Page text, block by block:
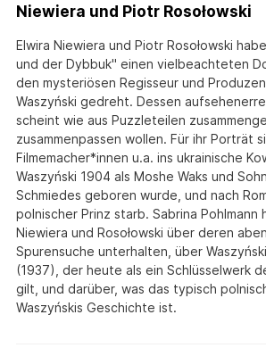
Niewiera und Piotr Rosołowski
Elwira Niewiera und Piotr Rosołowski
und der Dybbuk" einen vielbeachteten
den mysteriösen Regisseur und
Waszyński gedreht. Dessen
scheint wie aus Puzzleteilen
zusammenpassen wollen. Für ihr Porträt
Filmemacher*innen u.a. ins ukrainische
Waszyński 1904 als Moshe Waks und
Schmiedes geboren wurde, und nach
polnischer Prinz starb. Sabrina Pohlmann
Niewiera und Rosołowski über deren
Spurensuche unterhalten, über
(1937), der heute als ein Schlüsselwerk
gilt, und darüber, was das typisch
Waszyńskis Geschichte ist.